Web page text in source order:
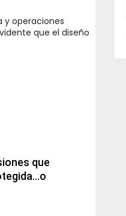
y operaciones
que el diseño
que